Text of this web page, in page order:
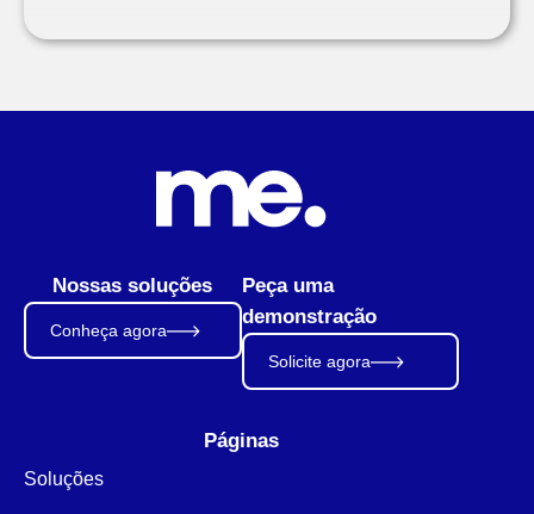
Nossas soluções
Conheça agora
Peça uma
demonstração
Solicite agora
Páginas
Soluções